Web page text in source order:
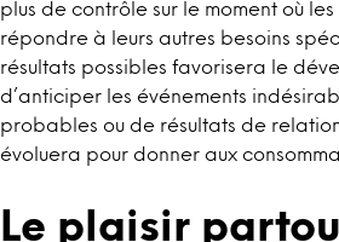
plus de contrôle sur le moment où
répondre à leurs autres besoins
résultats possibles favorisera le
d’anticiper les événements
probables ou de résultats de
évoluera pour donner aux
Le plaisir